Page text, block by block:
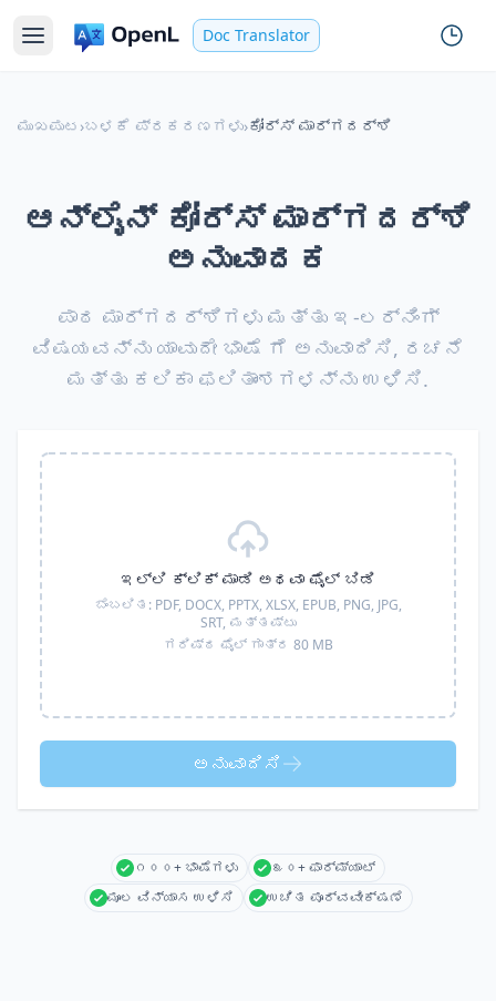
Doc Translator
ಮುಖಪುಟ ›ಬಳಕೆ ಪ್ರಕರಣಗಳು›ಕೋರ್ಸ್ ಮಾರ್ಗದರ್ಶಿ
ಆನ್ಲೈನ್ ಕೋರ್ಸ್ ಮಾರ್ಗದರ್ಶಿ
ಅನುವಾದಕ
ಪಾಠ ಮಾರ್ಗದರ್ಶಿಗಳು ಮತ್ತು ಇ-ಲರ್ನಿಂಗ್
ವಿಷಯವನ್ನು ಯಾವುದೇ ಭಾಷೆ ಗೆ ಅನುವಾದಿಸಿ, ರಚನೆ
ಮತ್ತು ಕಲಿಕಾ ಫಲಿತಾಂಶಗಳನ್ನು ಉಳಿಸಿ.
ಇಲ್ಲಿ ಕ್ಲಿಕ್ ಮಾಡಿ ಅಥವಾ ಫೈಲ್ ಬಿಡಿ
ಬೆಂಬಲಿತ: PDF, DOCX, PPTX, XLSX, EPUB, PNG, JPG,
SRT, ಮತ್ತಷ್ಟು
ಗರಿಷ್ಠ ಫೈಲ್ ಗಾತ್ರ 80 MB
ಅನುವಾದಿಸಿ
೧೦೦+ ಭಾಷೆಗಳು
೩೦+ ಫಾರ್ಮ್ಯಾಟ್
ಮೂಲ ವಿನ್ಯಾಸ ಉಳಿಸಿ
ಉಚಿತ ಪೂರ್ವವೀಕ್ಷಣೆ